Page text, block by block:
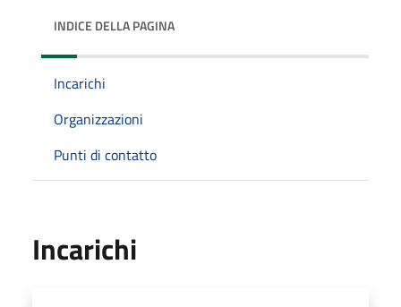
INDICE DELLA PAGINA
Incarichi
Organizzazioni
Punti di contatto
Incarichi